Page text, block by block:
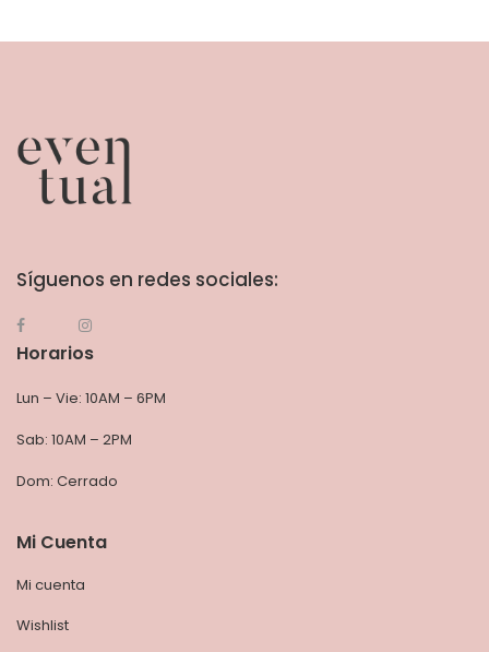
Síguenos en redes sociales:
Horarios
Lun – Vie: 10AM – 6PM
Sab: 10AM – 2PM
Dom: Cerrado
Mi Cuenta
Mi cuenta
Wishlist